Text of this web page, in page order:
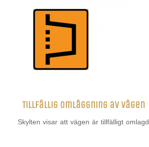
Tillfällig omläggning av vägen
Skylten visar att vägen är tillfälligt omlagd